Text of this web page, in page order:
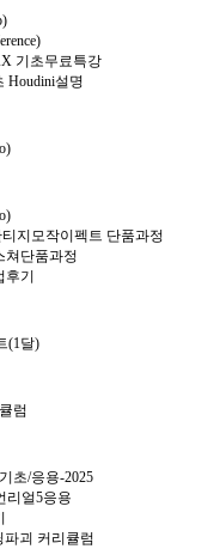
기초무료특강
Houdini설명
티지모작이펙트 단품과정
쳐단품과정
기
(1달)
럼
초/응용-2025
리얼5응용
파괴 커리큘럼